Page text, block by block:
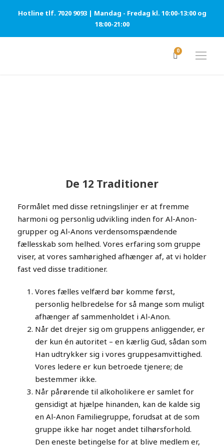
Hotline tlf. 7020 9093 | Mandag - Fredag kl. 10:00-13:00 og
18:00-21:00
0
De 12 Traditioner
Formålet med disse retningslinjer er at fremme
harmoni og personlig udvikling inden for Al-Anon-
grupper og Al-Anons verdensomspændende
fællesskab som helhed. Vores erfaring som gruppe
viser, at vores samhørighed afhænger af, at vi holder
fast ved disse traditioner.
Vores fælles velfærd bør komme først,
personlig helbredelse for så mange som muligt
afhænger af sammenholdet i Al-Anon.
Når det drejer sig om gruppens anliggender, er
der kun én autoritet – en kærlig Gud, sådan som
Han udtrykker sig i vores gruppesamvittighed.
Vores ledere er kun betroede tjenere; de
bestemmer ikke.
Når pårørende til alkoholikere er samlet for
gensidigt at hjælpe hinanden, kan de kalde sig
en Al-Anon Familiegruppe, forudsat at de som
gruppe ikke har noget andet tilhørsforhold.
Den eneste betingelse for at blive medlem er,